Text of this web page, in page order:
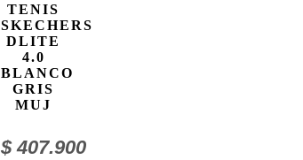
TENIS
SKECHERS
DLITE
4.0
BLANCO
GRIS
MUJ
$407.900